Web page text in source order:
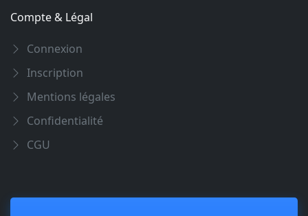
Compte & Légal
Connexion
Inscription
Mentions légales
Confidentialité
CGU